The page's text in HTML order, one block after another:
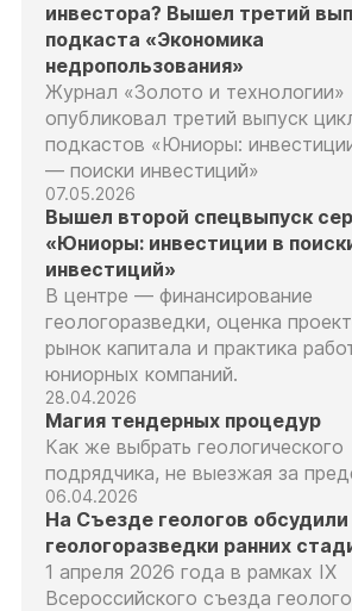
инвестора? Вышел третий
подкаста «Экономика
недропользования»
Журнал «Золото и технологии»
опубликовал третий выпуск
подкастов «Юниоры:
— поиски инвестиций»
07.05.2026
Вышел второй спецвыпуск
«Юниоры: инвестиции в
инвестиций»
В центре — финансирование
геологоразведки, оценка
рынок капитала и практика
юниорных компаний.
28.04.2026
Магия тендерных процедур
Как же выбрать геологического
подрядчика, не выезжая за
06.04.2026
На Съезде геологов
геологоразведки ранних
1 апреля 2026 года в рамках IX
Всероссийского съезда